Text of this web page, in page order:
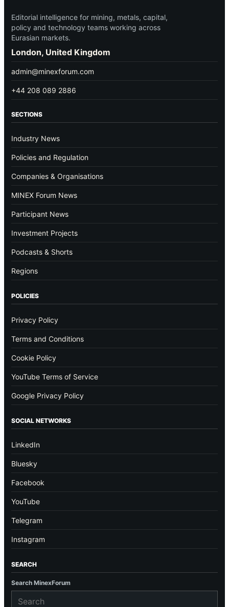
Editorial intelligence for mining, metals, capital,
policy and technology teams working across
Eurasian markets.
London, United Kingdom
admin@minexforum.com
+44 208 089 2886
SECTIONS
Industry News
Policies and Regulation
Companies & Organisations
MINEX Forum News
Participant News
Investment Projects
Podcasts & Shorts
Regions
POLICIES
Privacy Policy
Terms and Conditions
Cookie Policy
YouTube Terms of Service
Google Privacy Policy
SOCIAL NETWORKS
LinkedIn
Bluesky
Facebook
YouTube
Telegram
Instagram
SEARCH
Search MinexForum